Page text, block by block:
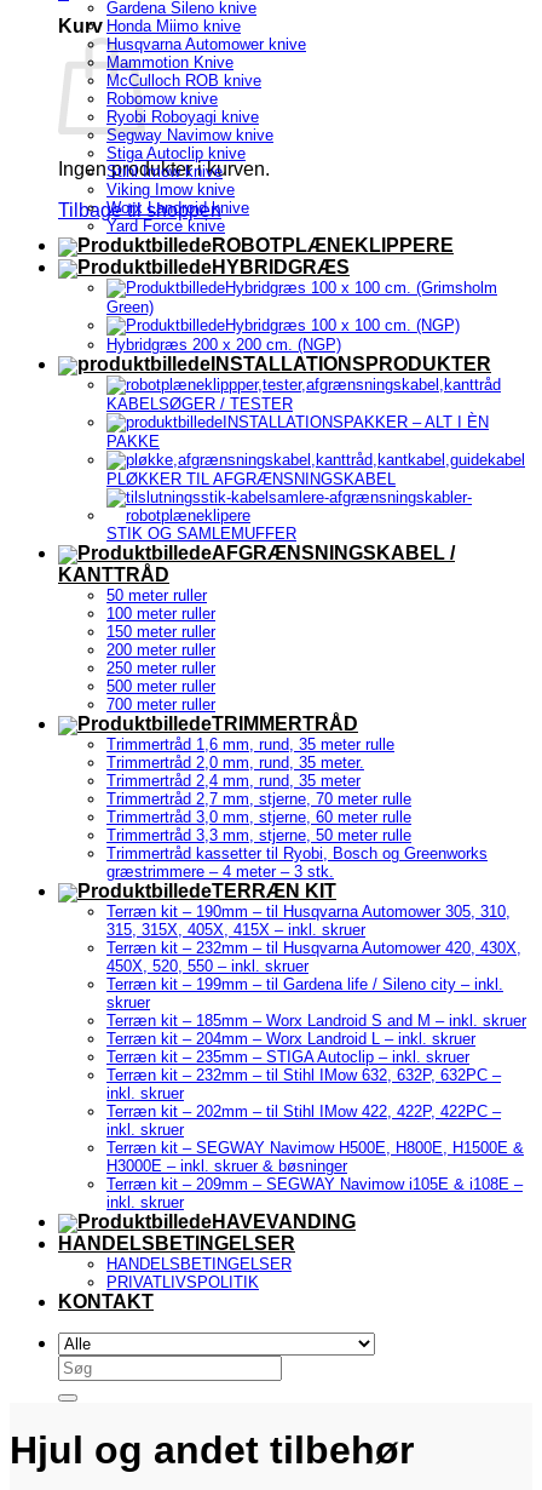
Kurv
Ingen produkter i kurven.
Tilbage til shoppen
Gardena Sileno knive
Honda Miimo knive
Husqvarna Automower knive
Mammotion Knive
McCulloch ROB knive
Robomow knive
Ryobi Roboyagi knive
Segway Navimow knive
Stiga Autoclip knive
Stihl Imow knive
Viking Imow knive
Worx Landroid knive
Yard Force knive
ROBOTPLÆNEKLIPPERE
HYBRIDGRÆS
Hybridgræs 100 x 100 cm. (Grimsholm
Green)
Hybridgræs 100 x 100 cm. (NGP)
Hybridgræs 200 x 200 cm. (NGP)
INSTALLATIONSPRODUKTER
KABELSØGER / TESTER
INSTALLATIONSPAKKER – ALT I ÈN
PAKKE
PLØKKER TIL AFGRÆNSNINGSKABEL
STIK OG SAMLEMUFFER
AFGRÆNSNINGSKABEL /
KANTTRÅD
50 meter ruller
100 meter ruller
150 meter ruller
200 meter ruller
250 meter ruller
500 meter ruller
700 meter ruller
TRIMMERTRÅD
Trimmertråd 1,6 mm, rund, 35 meter rulle
Trimmertråd 2,0 mm, rund, 35 meter.
Trimmertråd 2,4 mm, rund, 35 meter
Trimmertråd 2,7 mm, stjerne, 70 meter rulle
Trimmertråd 3,0 mm, stjerne, 60 meter rulle
Trimmertråd 3,3 mm, stjerne, 50 meter rulle
Trimmertråd kassetter til Ryobi, Bosch og Greenworks
græstrimmere – 4 meter – 3 stk.
TERRÆN KIT
Terræn kit – 190mm – til Husqvarna Automower 305, 310,
315, 315X, 405X, 415X – inkl. skruer
Terræn kit – 232mm – til Husqvarna Automower 420, 430X,
450X, 520, 550 – inkl. skruer
Terræn kit – 199mm – til Gardena life / Sileno city – inkl.
skruer
Terræn kit – 185mm – Worx Landroid S and M – inkl. skruer
Terræn kit – 204mm – Worx Landroid L – inkl. skruer
Terræn kit – 235mm – STIGA Autoclip – inkl. skruer
Terræn kit – 232mm – til Stihl IMow 632, 632P, 632PC –
inkl. skruer
Terræn kit – 202mm – til Stihl IMow 422, 422P, 422PC –
inkl. skruer
Terræn kit – SEGWAY Navimow H500E, H800E, H1500E &
H3000E – inkl. skruer & bøsninger
Terræn kit – 209mm – SEGWAY Navimow i105E & i108E –
inkl. skruer
HAVEVANDING
HANDELSBETINGELSER
HANDELSBETINGELSER
PRIVATLIVSPOLITIK
KONTAKT
Søg
efter:
Hjul og andet tilbehør